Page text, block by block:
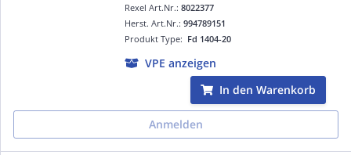
Rexel Art.Nr.:8022377
Produkt Type: Fd 1404-20
Herst. Art.Nr.:994789151
VPE anzeigen
In den Warenkorb
Anmelden